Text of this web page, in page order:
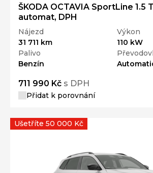
ŠKODA OCTAVIA SportLine 1.5
automat, DPH
Nájezd
31 711 km
Výkon
110 kW
Palivo
Benzín
711 990 Kč s DPH
Přidat k porovnání
Ušetříte 50 000 Kč